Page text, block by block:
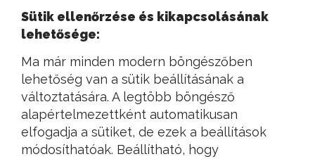
Sütik ellenőrzése és kikapcsolásának
lehetősége:
Ma már minden modern böngészőben
lehetőség van a sütik beállításának a
változtatására. A legtöbb böngésző
alapértelmezettként automatikusan
elfogadja a sütiket, de ezek a beállítások
módosíthatóak. Beállítható, hogy